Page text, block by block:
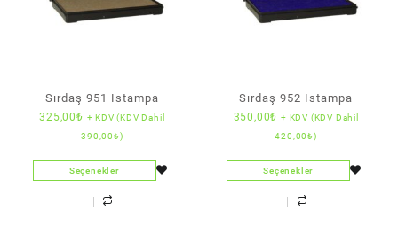
Sırdaş 951 Istampa
325,00₺ + KDV (KDV Dahil
390,00₺)
Seçenekler
Sırdaş 952 Istampa
350,00₺ + KDV (KDV Dahil
420,00₺)
Seçenekler